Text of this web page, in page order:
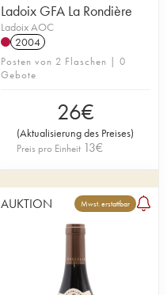
Ladoix GFA La Rondière
Ladoix AOC
2004
Posten von 2 Flaschen | 0
Gebote
26€
(Aktualisierung des Preises)
Preis pro Einheit 13€
AUKTION Mwst. erstattbar